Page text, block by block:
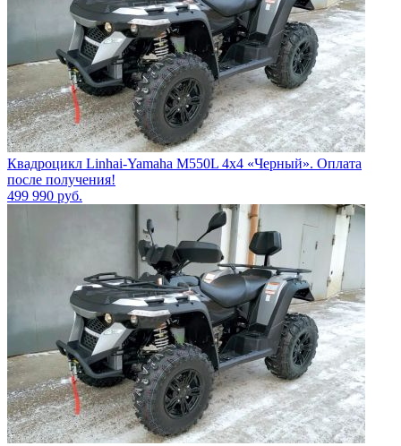
Квадроцикл Linhai-Yamaha M550L 4x4 «Черный». Оплата
после получения!
499 990 руб.